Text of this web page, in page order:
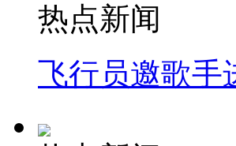
热点新闻
飞行员邀歌手